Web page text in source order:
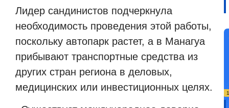
Лидер сандинистов подчеркнула
необходимость проведения этой работы,
поскольку автопарк растет, а в Манагуа
прибывают транспортные средства из
других стран региона в деловых,
медицинских или инвестиционных целях.